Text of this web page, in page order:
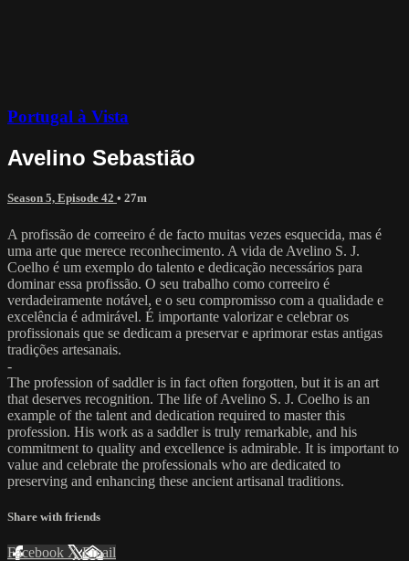
Portugal à Vista
Avelino Sebastião
Season 5, Episode 42 • 27m
A profissão de correeiro é de facto muitas vezes esquecida, mas é
uma arte que merece reconhecimento. A vida de Avelino S. J.
Coelho é um exemplo do talento e dedicação necessários para
dominar essa profissão. O seu trabalho como correeiro é
verdadeiramente notável, e o seu compromisso com a qualidade e
excelência é admirável. É importante valorizar e celebrar os
profissionais que se dedicam a preservar e aprimorar estas antigas
tradições artesanais.
-
The profession of saddler is in fact often forgotten, but it is an art
that deserves recognition. The life of Avelino S. J. Coelho is an
example of the talent and dedication required to master this
profession. His work as a saddler is truly remarkable, and his
commitment to quality and excellence is admirable. It is important to
value and celebrate the professionals who are dedicated to
preserving and enhancing these ancient artisanal traditions.
Share with friends
Facebook XEmail